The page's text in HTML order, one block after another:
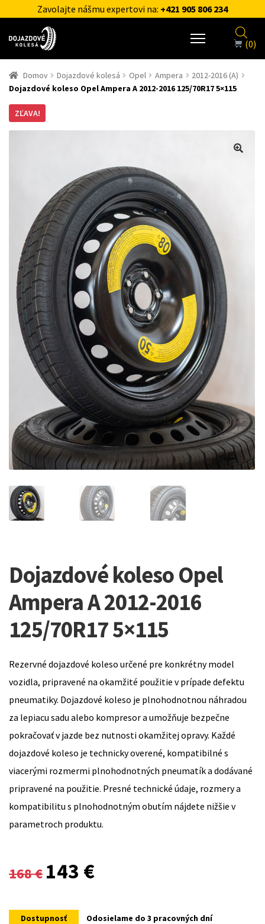
Zavolajte nášmu expertovi na: +421 905 806 234
(0)
Domov Dojazdové kolesá Opel Ampera
2012-2016 (A)
Dojazdové koleso Opel Ampera A 2012-2016 125/70R17 5×115
ZĽAVA!
Dojazdové koleso Opel
Ampera A 2012-2016
125/70R17 5×115
Rezervné dojazdové koleso určené pre konkrétny model
vozidla, pripravené na okamžité použitie v prípade defektu
pneumatiky. Dojazdové koleso je plnohodnotnou náhradou
za lepiacu sadu alebo kompresor a umožňuje bezpečne
pokračovať v jazde bez nutnosti okamžitej opravy. Každé
dojazdové koleso je technicky overené, kompatibilné s
viacerými rozmermi plnohodnotných pneumatík a dodávané
pripravené na použitie. Presné technické údaje, rozmery a
kompatibilitu s plnohodnotným obutím nájdete nižšie v
parametroch produktu.
168€
Original
was:
143 €
is:
Dostupnosť Odosielame do 3 pracovných dní